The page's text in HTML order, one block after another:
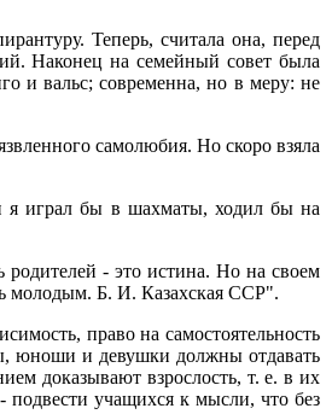
Теперь, считала она, перед
Наконец на семейный совет была
и вальс; современна, но в меру: не
самолюбия. Но скоро взяла
я играл бы в шахматы, ходил бы на
- это истина. Но на своем
молодым. Б. И. Казахская ССР".
право на самостоятельность
юноши и девушки должны отдавать
доказывают взрослость, т. е. в их
- подвести учащихся к мысли, что без